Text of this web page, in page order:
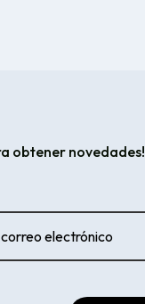
obtener novedades!